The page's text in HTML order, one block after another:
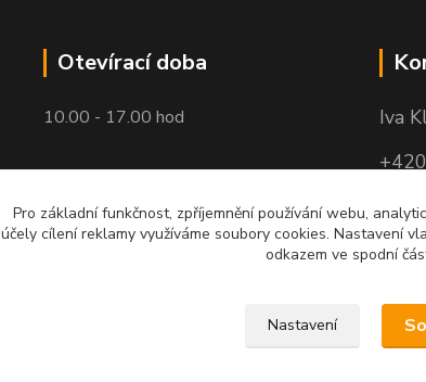
Otevírací doba
10.00 - 17.00 hod
Iva
(po-
Pro základní funkčnost, zpříjemnění používání webu,
účely cílení reklamy využíváme soubory cookies. Nastavení
odkazem ve spodní
Nastavení